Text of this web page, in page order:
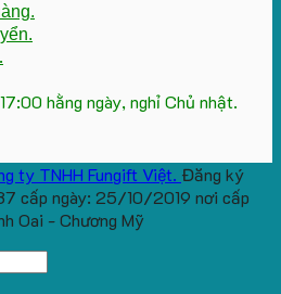
hằng ngày, nghỉ Chủ nhật.
ty TNHH Fungift Việt. Đăng ký
cấp ngày: 25/10/2019 nơi cấp
Oai - Chương Mỹ